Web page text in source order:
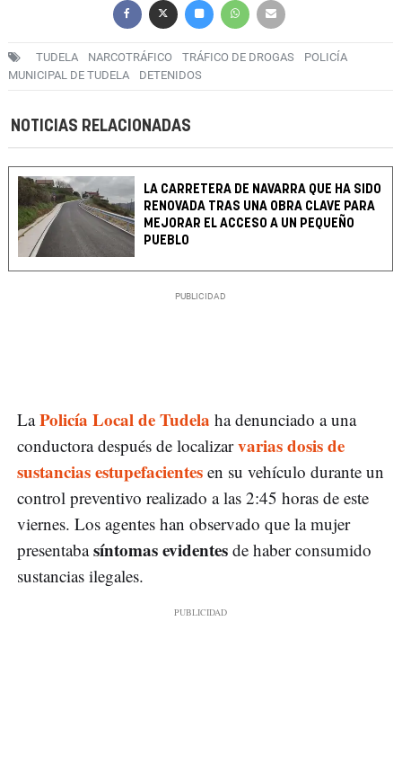
TUDELA NARCOTRÁFICO TRÁFICO DE DROGAS
POLICÍA
MUNICIPAL DE TUDELA
DETENIDOS
NOTICIAS RELACIONADAS
LA CARRETERA DE NAVARRA QUE HA SIDO
RENOVADA TRAS UNA OBRA CLAVE PARA
MEJORAR EL ACCESO A UN PEQUEÑO
PUEBLO
LaPolicía Local de Tudela ha denunciado a una
conductora después de localizarvarias dosis de
sustancias estupefacientes en su vehículo durante un
control preventivo realizado a las 2:45 horas de este
viernes. Los agentes han observado que la mujer
presentabasíntomas evidentes de haber consumido
sustancias ilegales.